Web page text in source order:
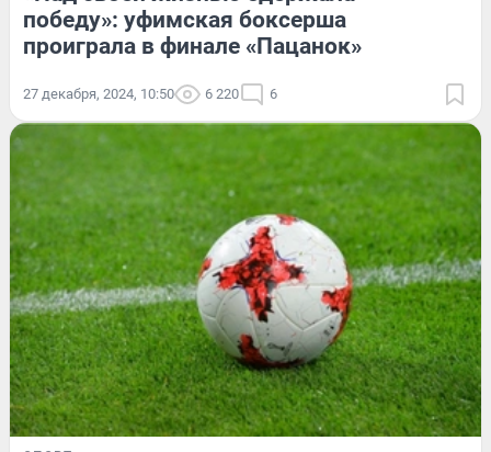
победу»: уфимская боксерша
проиграла в финале «Пацанок»
27 декабря, 2024, 10:50 6 220 6